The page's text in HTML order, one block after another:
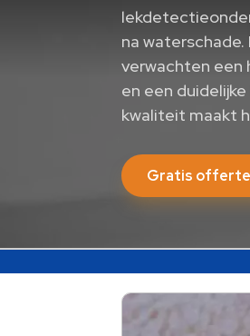
na
verwachten een
en een
kwaliteit maakt
Gratis offerte